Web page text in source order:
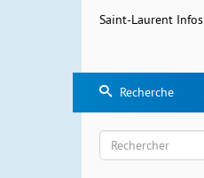
Saint-Laurent Infos
Recherche